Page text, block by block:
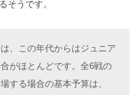
そうです。
、この年代からはジュニア
がほとんどです。全6戦の
する場合の基本予算は、